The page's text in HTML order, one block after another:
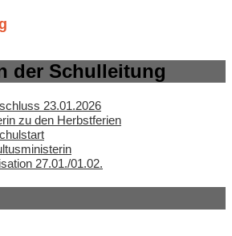
der Schulleitung
23.01.2026
zu den Herbstferien
27.01./01.02.